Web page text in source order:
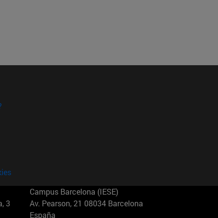
3
Campus Barcelona (IESE)
Av. Pearson, 21 08034 Barcelona
España